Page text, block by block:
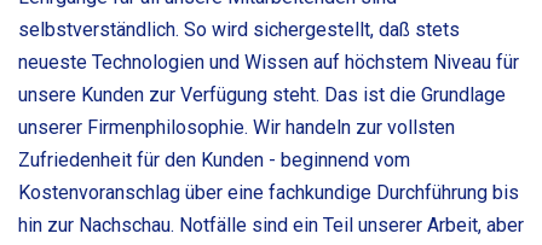
selbstverständlich. So wird sichergestellt, daß stets
neueste Technologien und Wissen auf höchstem Niveau für
unsere Kunden zur Verfügung steht. Das ist die Grundlage
unserer Firmenphilosophie. Wir handeln zur vollsten
Zufriedenheit für den Kunden - beginnend vom
Kostenvoranschlag über eine fachkundige Durchführung bis
hin zur Nachschau. Notfälle sind ein Teil unserer Arbeit, aber